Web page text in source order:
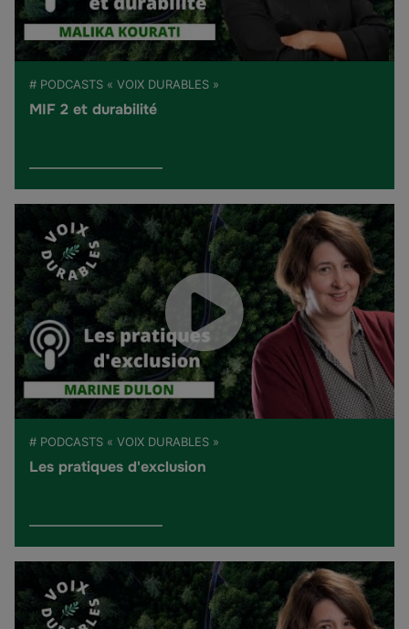
# PODCASTS « VOIX DURABLES »
MIF 2 et durabilité
# PODCASTS « VOIX DURABLES »
Les pratiques d'exclusion